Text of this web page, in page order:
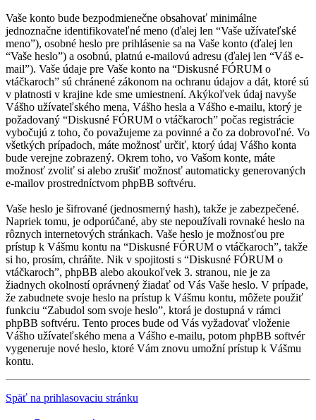
Vaše konto bude bezpodmienečne obsahovať minimálne
jednoznačne identifikovateľné meno (ďalej len “Vaše užívateľské
meno”), osobné heslo pre prihlásenie sa na Vaše konto (ďalej len
“Vaše heslo”) a osobnú, platnú e-mailovú adresu (ďalej len “Váš e-
mail”). Vaše údaje pre Vaše konto na “Diskusné FÓRUM o
vtáčkaroch” sú chránené zákonom na ochranu údajov a dát, ktoré sú
v platnosti v krajine kde sme umiestnení. Akýkoľvek údaj navyše
Vášho užívateľského mena, Vášho hesla a Vášho e-mailu, ktorý je
požadovaný “Diskusné FÓRUM o vtáčkaroch” počas registrácie
vybočujú z toho, čo považujeme za povinné a čo za dobrovoľné. Vo
všetkých prípadoch, máte možnosť určiť, ktorý údaj Vášho konta
bude verejne zobrazený. Okrem toho, vo Vašom konte, máte
možnosť zvoliť si alebo zrušiť možnosť automaticky generovaných
e-mailov prostredníctvom phpBB softvéru.
Vaše heslo je šifrované (jednosmerný hash), takže je zabezpečené.
Napriek tomu, je odporúčané, aby ste nepoužívali rovnaké heslo na
rôznych internetových stránkach. Vaše heslo je možnosťou pre
prístup k Vášmu kontu na “Diskusné FÓRUM o vtáčkaroch”, takže
si ho, prosím, chráňte. Nik v spojitosti s “Diskusné FÓRUM o
vtáčkaroch”, phpBB alebo akoukoľvek 3. stranou, nie je za
žiadnych okolností oprávnený žiadať od Vás Vaše heslo. V prípade,
že zabudnete svoje heslo na prístup k Vášmu kontu, môžete použiť
funkciu “Zabudol som svoje heslo”, ktorá je dostupná v rámci
phpBB softvéru. Tento proces bude od Vás vyžadovať vloženie
Vášho užívateľského mena a Vášho e-mailu, potom phpBB softvér
vygeneruje nové heslo, ktoré Vám znovu umožní prístup k Vášmu
kontu.
Späť na prihlasovaciu stránku